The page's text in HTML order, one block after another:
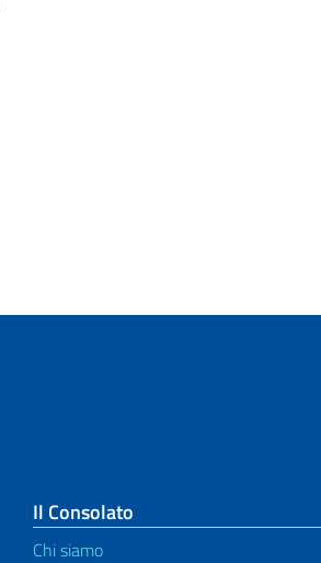
Il Consolato
Chi siamo